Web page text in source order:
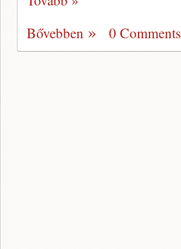
Bővebben
0 Comments